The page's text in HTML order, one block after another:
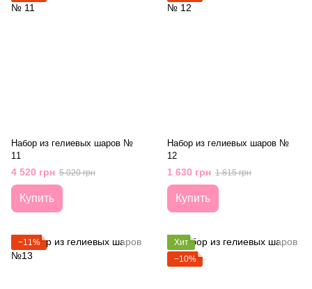
Набор из гелиевых шаров №
11
4 520 грн 5 020 грн
Купить
Набор из гелиевых шаров №
12
1 630 грн 1 815 грн
Купить
−11%
Хит
−10%